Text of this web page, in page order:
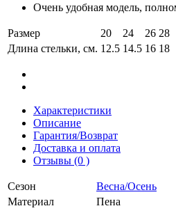
Очень удобная модель,
Размер 20 24 26 28
Длина стельки, см. 12.5 14.5 16 18
Характеристики
Описание
Гарантия/Возврат
Доставка и оплата
Отзывы (0 )
Сезон
Весна/Осень
Материал
Пена